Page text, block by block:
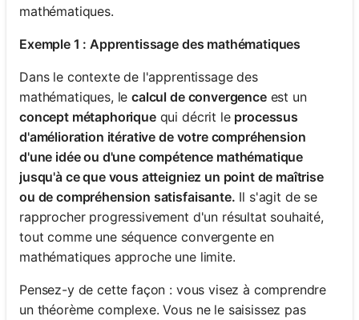
mathématiques.
Exemple 1 : Apprentissage des mathématiques
Dans le contexte de l'apprentissage des
mathématiques, lecalcul de convergenceest un
concept métaphoriquequi décrit le processus
d'amélioration itérative de votre compréhension
d'une idée ou d'une compétence mathématique
jusqu'à ce que vous atteigniez un point de maîtrise
ou de compréhension satisfaisante. Il s'agit de se
rapprocher progressivement d'un résultat souhaité,
tout comme une séquence convergente en
mathématiques approche une limite.
Pensez-y de cette façon : vous visez à comprendre
un théorème complexe. Vous ne le saisissez pas